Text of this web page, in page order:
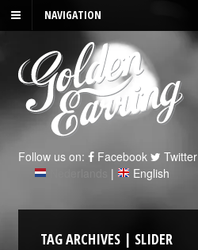
NAVIGATION
Follow us on: Facebook Twitter
| English
TAG ARCHIVES | SLIDER